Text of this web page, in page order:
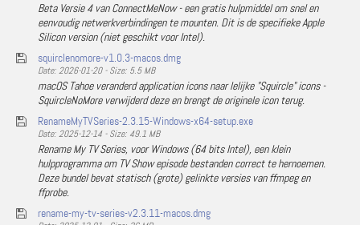
Beta Versie 4 van ConnectMeNow - een gratis hulpmiddel om snel en
eenvoudig netwerkverbindingen te mounten. Dit is de specifieke Apple
Silicon version (niet geschikt voor Intel).
squirclenomore-v1.0.3-macos.dmg
Date: 2026-01-20 - Size: 5.5 MB
macOS Tahoe veranderd application icons naar lelijke "Squircle" icons -
SquircleNoMore verwijderd deze en brengt de originele icon terug.
RenameMyTVSeries-2.3.15-Windows-x64-setup.exe
Date: 2025-12-14 - Size: 49.1 MB
Rename My TV Series, voor Windows (64 bits Intel), een klein
hulpprogramma om TV Show episode bestanden correct te hernoemen.
Deze bundel bevat statisch (grote) gelinkte versies van ffmpeg en
ffprobe.
rename-my-tv-series-v2.3.11-macos.dmg